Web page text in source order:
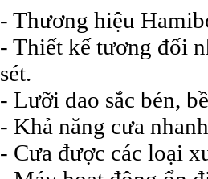
- Thương hiệu
- Thiết kế tương đối
sét.
- Lưỡi dao sắc bén,
- Khả năng cưa
- Cưa được các loại